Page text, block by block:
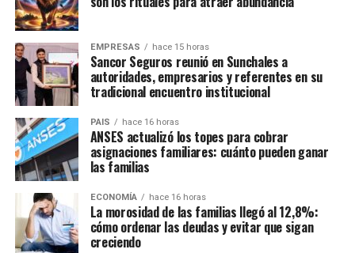
Trabajos en el lugar
Tras el accidente, personal policial realizó el
tránsito mientras se desarrollaban las tareas
correspondientes.
operativo
intervinieron
EMPRESAS hace 15 horas
Sancor Seguros reunió en Sunchales a
autoridades, empresarios y referentes en su
tradicional encuentro institucional
PAIS hace 16 horas
ANSES actualizó los topes para cobrar
asignaciones familiares: cuánto pueden ganar
las familias
ECONOMÍA hace 16 horas
La morosidad de las familias llegó al 12,8%:
cómo ordenar las deudas y evitar que sigan
creciendo